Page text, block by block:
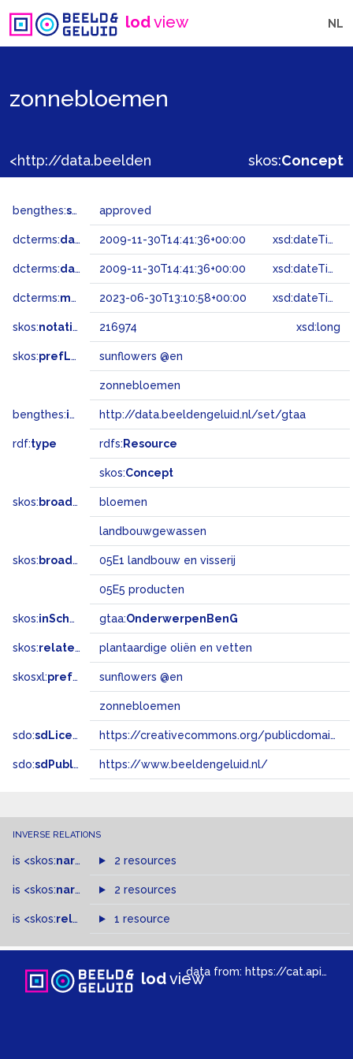
lodview NL
zonnebloemen
skos:Concept
bengthes:status approved
dcterms:dateAccepted 2009-11-30T14:41:36+00:00 xsd:dateTime
dcterms:dateSubmitted 2009-11-30T14:41:36+00:00 xsd:dateTime
dcterms:modified 2023-06-30T13:10:58+00:00 xsd:dateTime
skos:notation 216974 xsd:long
skos:prefLabel sunflowers @en
zonnebloemen
bengthes:inSet http://data.beeldengeluid.nl/set/gtaa
rdf:type rdfs: Resource
skos:Concept
skos: broader bloemen
landbouwgewassen
skos: broadMatch 05E1 landbouw en visserij
05E5 producten
skos:inScheme gtaa:OnderwerpenBenG
skos:related plantaardige oliën en vetten
skosxl:prefLabel sunflowers @en
zonnebloemen
sdo:sdLicense https://creativecommons.org/publicdomain/zero/1.0/
sdo:sdPublisher https://www.beeldengeluid.nl/
INVERSE RELATIONS
is <skos:narrowMatch >of
2 resources
is <skos:narrower of
2 resources
is <skos:related > of1 resource
lodviewdata from: https://cat.apis.beeldengeluid.nl/sparql